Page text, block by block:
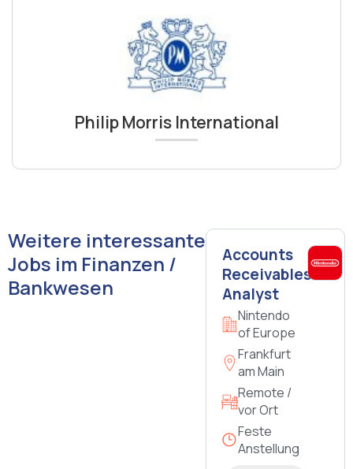
Philip Morris International
Weitere interessante
Jobs im Finanzen /
Bankwesen
Accounts
Receivables
Analyst
Nintendo
of Europe
Frankfurt
am Main
Remote /
vor Ort
Feste
Anstellung